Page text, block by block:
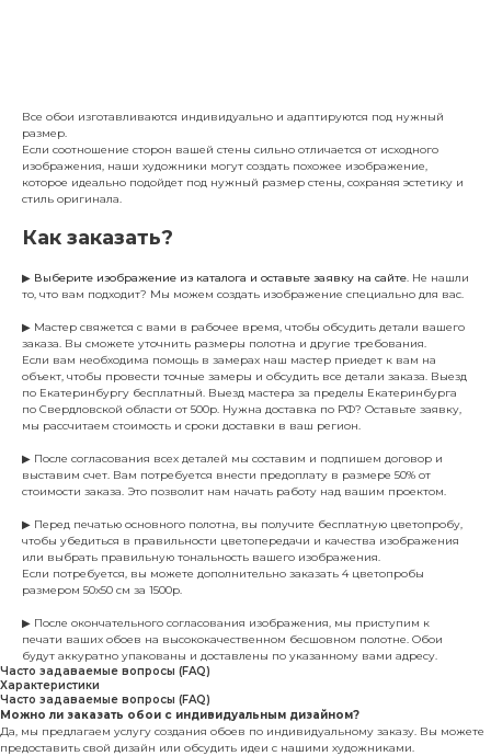
Все обои изготавливаются индивидуально и адаптируются под нужный
размер.
Если соотношение сторон вашей стены сильно отличается от исходного
изображения, наши художники могут создать похожее изображение,
которое идеально подойдет под нужный размер стены, сохраняя эстетику и
стиль оригинала.
Как заказать?
▶ Выберите изображение из каталога и оставьте заявку на сайте. Не нашли
то, что вам подходит? Мы можем создать изображение специально для вас.
▶ Мастер свяжется с вами в рабочее время, чтобы обсудить детали вашего
заказа. Вы сможете уточнить размеры полотна и другие требования.
Если вам необходима помощь в замерах наш мастер приедет к вам на
объект, чтобы провести точные замеры и обсудить все детали заказа. Выезд
по Екатеринбургу бесплатный. Выезд мастера за пределы Екатеринбурга
по Свердловской области от 500р. Нужна доставка по РФ? Оставьте заявку,
мы рассчитаем стоимость и сроки доставки в ваш регион.
▶ После согласования всех деталей мы составим и подпишем договор и
выставим счет. Вам потребуется внести предоплату в размере 50% от
стоимости заказа. Это позволит нам начать работу над вашим проектом.
▶ Перед печатью основного полотна, вы получите бесплатную цветопробу,
чтобы убедиться в правильности цветопередачи и качества изображения
или выбрать правильную тональность вашего изображения.
Если потребуется, вы можете дополнительно заказать 4 цветопробы
размером 50х50 см за 1500р.
▶ После окончательного согласования изображения, мы приступим к
печати ваших обоев на высококачественном бесшовном полотне. Обои
будут аккуратно упакованы и доставлены по указанному вами адресу.
Часто задаваемые вопросы (FAQ)
Характеристики
Часто задаваемые вопросы (FAQ)
Можно ли заказать обои с индивидуальным дизайном?
Да, мы предлагаем услугу создания обоев по индивидуальному заказу. Вы можете
предоставить свой дизайн или обсудить идеи с нашими художниками.